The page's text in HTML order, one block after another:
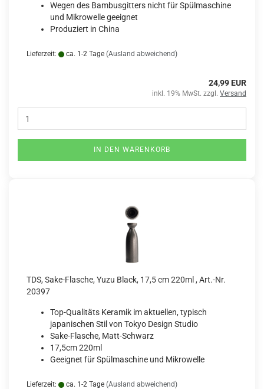
Wegen des Bambusgitters nicht für Spülmaschine
und Mikrowelle geeignet
Produziert in China
Lieferzeit: ca. 1-2 Tage (Ausland abweichend)
24,99 EUR
inkl. 19% MwSt. zzgl. Versand
IN DEN WARENKORB
TDS, Sake-Flasche, Yuzu Black, 17,5 cm 220ml , Art.-Nr.
20397
Top-Qualitäts Keramik im aktuellen, typisch
japanischen Stil von Tokyo Design Studio
Sake-Flasche, Matt-Schwarz
17,5cm 220ml
Geeignet für Spülmaschine und Mikrowelle
Lieferzeit: ca. 1-2 Tage (Ausland abweichend)